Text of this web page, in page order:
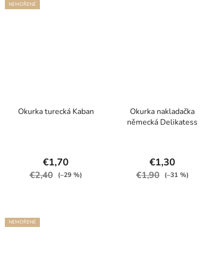
NEMOŘENÉ
Okurka turecká Kaban
€1,70
€2,40 (–29 %)
Okurka nakladačka
německá Delikatess
€1,30
€1,90 (–31 %)
NEMOŘENÉ